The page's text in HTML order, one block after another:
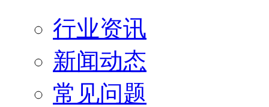
行业资讯
新闻动态
常见问题